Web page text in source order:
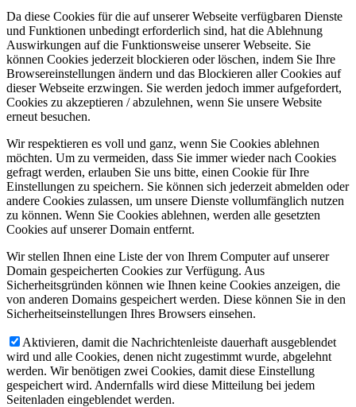
Da diese Cookies für die auf unserer Webseite verfügbaren Dienste
und Funktionen unbedingt erforderlich sind, hat die Ablehnung
Auswirkungen auf die Funktionsweise unserer Webseite. Sie
können Cookies jederzeit blockieren oder löschen, indem Sie Ihre
Browsereinstellungen ändern und das Blockieren aller Cookies auf
dieser Webseite erzwingen. Sie werden jedoch immer aufgefordert,
Cookies zu akzeptieren / abzulehnen, wenn Sie unsere Website
erneut besuchen.
Wir respektieren es voll und ganz, wenn Sie Cookies ablehnen
möchten. Um zu vermeiden, dass Sie immer wieder nach Cookies
gefragt werden, erlauben Sie uns bitte, einen Cookie für Ihre
Einstellungen zu speichern. Sie können sich jederzeit abmelden oder
andere Cookies zulassen, um unsere Dienste vollumfänglich nutzen
zu können. Wenn Sie Cookies ablehnen, werden alle gesetzten
Cookies auf unserer Domain entfernt.
Wir stellen Ihnen eine Liste der von Ihrem Computer auf unserer
Domain gespeicherten Cookies zur Verfügung. Aus
Sicherheitsgründen können wie Ihnen keine Cookies anzeigen, die
von anderen Domains gespeichert werden. Diese können Sie in den
Sicherheitseinstellungen Ihres Browsers einsehen.
Aktivieren, damit die Nachrichtenleiste dauerhaft ausgeblendet
wird und alle Cookies, denen nicht zugestimmt wurde, abgelehnt
werden. Wir benötigen zwei Cookies, damit diese Einstellung
gespeichert wird. Andernfalls wird diese Mitteilung bei jedem
Seitenladen eingeblendet werden.